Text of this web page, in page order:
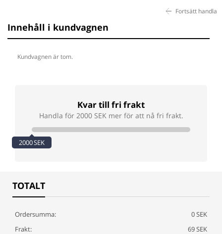
Fortsätt handla
Innehåll i kundvagnen
Kundvagnen är tom.
Kvar till fri frakt
Handla för 2000 SEK mer för att nå fri frakt.
2000 SEK
TOTALT
Ordersumma:
0 SEK
Frakt:
69 SEK